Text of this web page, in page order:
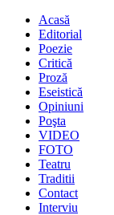
Acasă
Editorial
Poezie
Critică
Proză
Eseistică
Opiniuni
Poşta
VIDEO
FOTO
Teatru
Traditii
Contact
Interviu